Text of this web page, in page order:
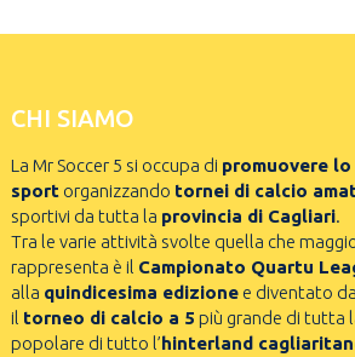
CHI SIAMO
La Mr Soccer 5 si occupa di promuovere lo
sportorganizzando tornei di calcio
sportivi da tutta la provincia di Cagliari.
Tra le varie attività svolte quella che
rappresenta è il Campionato Quartu
alla quindicesima edizionee diventato
il torneo di calcio a 5 più grande di tutta
popolare di tutto l’hinterland